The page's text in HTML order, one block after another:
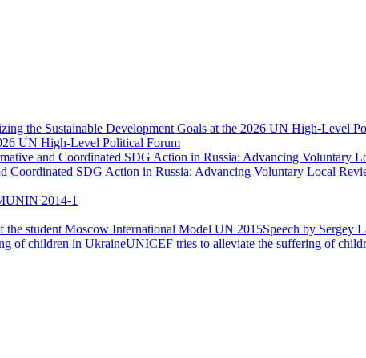
UN High-Level Political Forum
Coordinated SDG Action in Russia: Advancing Voluntary Local
2014-1
Speech by Sergey
UNICEF tries to alleviate the suffering of